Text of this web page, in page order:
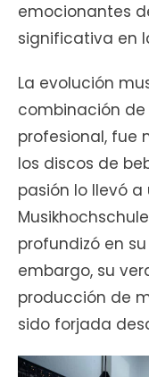
emocionantes
significativa en
La evolución
combinación
profesional, fue
los discos de
pasión lo llevó
profundizó en
embargo, su
producción de
sido forjada